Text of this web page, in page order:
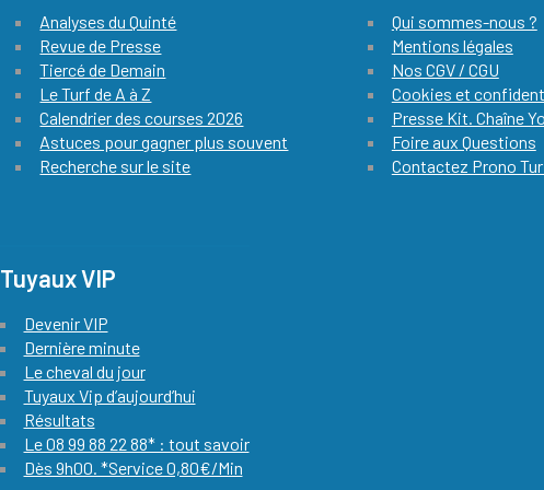
Analyses du Quinté
Revue de Presse
Tiercé de Demain
Le Turf de A à Z
Calendrier des courses 2026
Astuces pour gagner plus souvent
Recherche sur le site
Qui sommes-nous ?
Mentions légales
Nos CGV / CGU
Cookies et
Presse Kit. Chaîne
Foire aux Questions
Contactez Prono
Tuyaux VIP
Devenir VIP
Dernière minute
Le cheval du jour
Tuyaux Vip d’aujourd’hui
Résultats
Le 08 99 88 22 88* : tout savoir
Dès 9h00. *Service 0,80€/Min